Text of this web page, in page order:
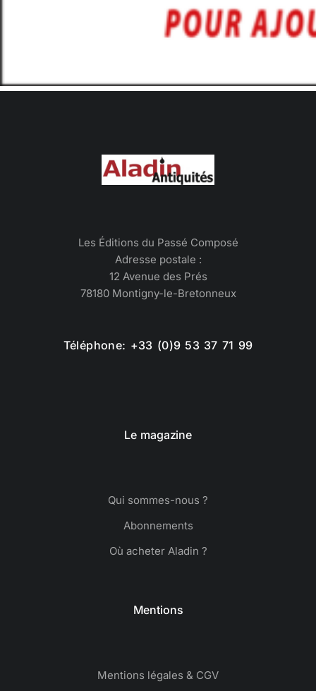
Les Éditions du Passé Composé
Adresse postale :
12 Avenue des Prés
78180 Montigny-le-Bretonneux
Téléphone: +33 (0)9 53 37 71 99
Le magazine
Qui sommes-nous ?
Abonnements
Où acheter Aladin ?
Mentions
Mentions légales & CGV